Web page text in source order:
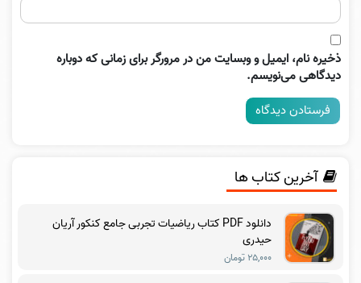
ذخیره نام، ایمیل و وبسایت من در مرورگر برای زمانی که دوباره
دیدگاهی می‌نویسم.
آخرین کتاب ها
دانلود PDF کتاب ریاضیات تجربی جامع کنکور آریان
حیدری
۲۵,۰۰۰ تومان